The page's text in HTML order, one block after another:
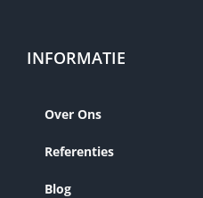
INFORMATIE
Over Ons
Referenties
Blog